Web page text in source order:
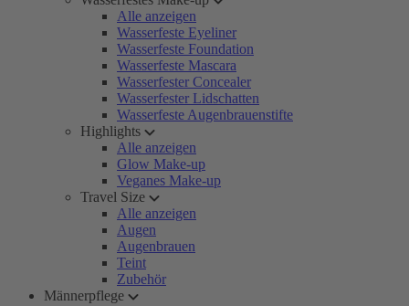
Alle anzeigen
Wasserfeste Eyeliner
Wasserfeste Foundation
Wasserfeste Mascara
Wasserfester Concealer
Wasserfester Lidschatten
Wasserfeste Augenbrauenstifte
Highlights
Alle anzeigen
Glow Make-up
Veganes Make-up
Travel Size
Alle anzeigen
Augen
Augenbrauen
Teint
Zubehör
Männerpflege